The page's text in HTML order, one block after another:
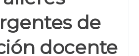
de
docente